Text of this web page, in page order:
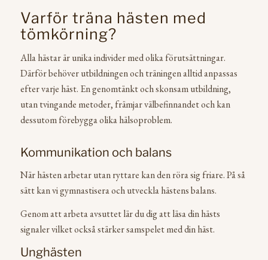
Varför träna hästen med
tömkörning?
Alla hästar är unika individer med olika förutsättningar.
Därför behöver utbildningen och träningen alltid anpassas
efter varje häst. En genomtänkt och skonsam utbildning,
utan tvingande metoder, främjar välbefinnandet och kan
dessutom förebygga olika hälsoproblem.
Kommunikation och balans
När hästen arbetar utan ryttare kan den röra sig friare. På så
sätt kan vi gymnastisera och utveckla hästens balans.
Genom att arbeta avsuttet lär du dig att läsa din hästs
signaler vilket också stärker samspelet med din häst.
Unghästen